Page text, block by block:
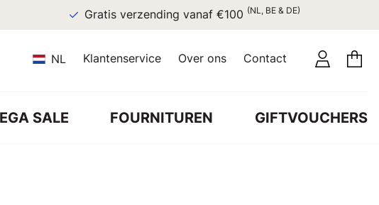
Gratis verzending vanaf €100 (NL, BE & DE)
NL Klantenservice Over ons Contact
SALE FOURNITUREN GIFTVOUCHERS